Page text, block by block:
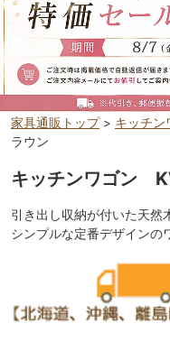
家具通販トップ> キッチン
ラウン
キッチンワゴン
引き出し収納が付いた天然
シンプルな定番デザインの